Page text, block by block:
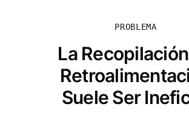
PROBLEMA
La
Suele Ser